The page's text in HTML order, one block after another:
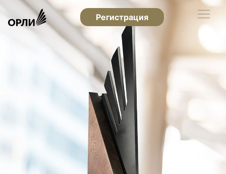
Регистрация